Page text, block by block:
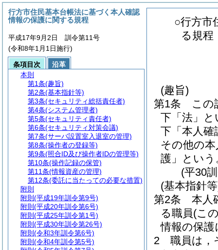
○行方市
る規程
(趣旨)
第1条
この
下「法」と
下「本人確
その他の
護」という
(平30
(基本指針
第2条
本人
る職員(こ
情報の保
2
職員は，
行方市住民基本台帳法に基づく本人確認
情報の保護に関する規程
平成17年9月2日 訓令第11号
(令和8年1月1日施行)
条項目次
沿革
本則
第1条(趣旨)
第2条(基本指針等)
第3条(セキュリティ総括責任者)
第4条(システム管理者)
第5条(セキュリティ責任者)
第6条(セキュリティ対策会議)
第7条(サーバ設置室入退室の管理)
第8条(操作者の登録等)
第9条(照合ID及び操作者IDの管理等)
第10条(操作記録の保管)
第11条(情報資産の管理)
第12条(委託に当たっての必要な措置)
附則
附則 (平成19年訓令第9号)
附則 (平成20年訓令第6号)
附則 (平成25年訓令第1号)
附則 (平成30年訓令第26号)
附則 (令和3年訓令第6号)
附則 (令和4年訓令第5号)